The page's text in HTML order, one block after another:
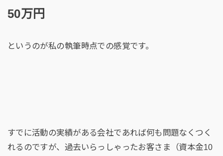
50万円
というのが私の執筆時点での感覚です。
すでに活動の実績がある会社であれば何も問題なくつく
れるのですが、過去いらっしゃったお客さま（資本金10